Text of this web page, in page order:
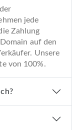
jede
Zahlung
auf den
Unsere
von 100%.